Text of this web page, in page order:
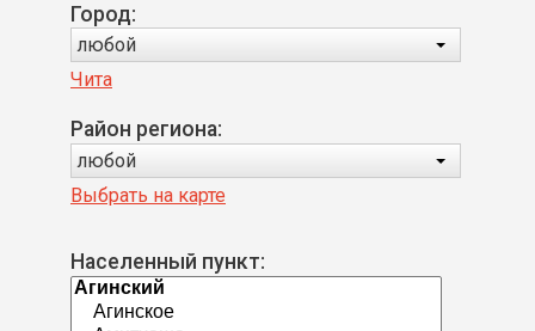
Город:
любой
Чита
Район региона:
любой
Выбрать на карте
Населенный пункт: